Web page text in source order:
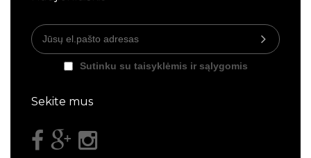
Sutinku su taisyklėmis ir sąlygomis
Sekite mus